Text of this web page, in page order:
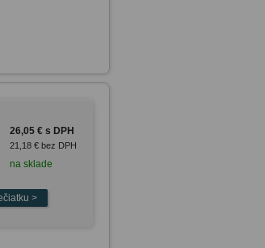
26,05 € s DPH
21,18 € bez DPH
na sklade